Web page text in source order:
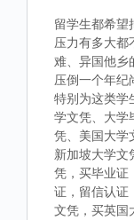
留学生都希望
压力有多大都
难、异国他乡
压倒一个年纪
特别为这类学
学文凭、大学
凭、美国大学
新加坡大学文
凭，买毕业证
证，留信认证
文凭，买英国